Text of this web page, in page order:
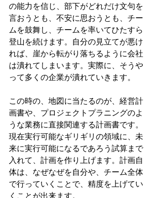
の能力を信じ、部下がどれだけ文句を
言おうとも、不安に思おうとも、チー
ムを鼓舞し、チームを率いてひたすら
登山を続けます。自分の見立てが悪け
れば、崖から転がり落ちるように会社
は潰れてしまいます。実際に、そうや
って多くの企業が潰れていきます。
この時の、地図に当たるのが、経営計
画書や、プロジェクトプラニングのよ
うな業務に直接関連する計画書です。
現在実行可能なギリギリの領域に、未
来に実行可能になるであろう試算まで
入れて、計画を作り上げます。計画自
体は、なぜなぜを自分や、チーム全体
で行っていくことで、精度を上げてい
くことが出来ます。